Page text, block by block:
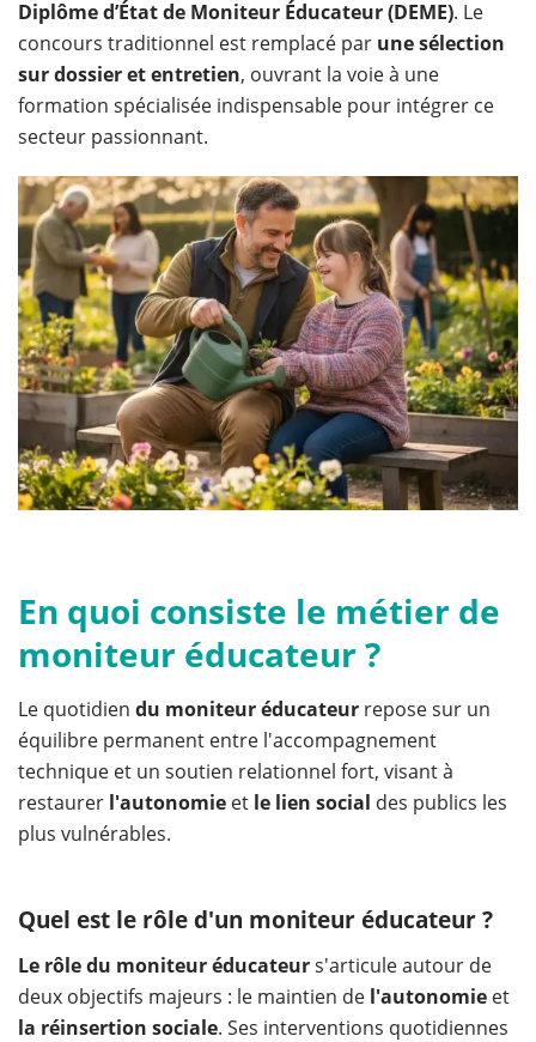
Diplôme d’État de Moniteur Éducateur (DEME). Le
concours traditionnel est remplacé par une sélection
sur dossier et entretien, ouvrant la voie à une
formation spécialisée indispensable pour intégrer ce
secteur passionnant.
En quoi consiste le métier de
moniteur éducateur ?
Le quotidien du moniteur éducateur repose sur un
équilibre permanent entre l'accompagnement
technique et un soutien relationnel fort, visant à
restaurer l'autonomie et le lien social des publics les
plus vulnérables.
Quel est le rôle d'un moniteur éducateur ?
Le rôle du moniteur éducateurs'articule autour de
deux objectifs majeurs : le maintien de l'autonomie et
la réinsertion sociale. Ses interventions quotidiennes